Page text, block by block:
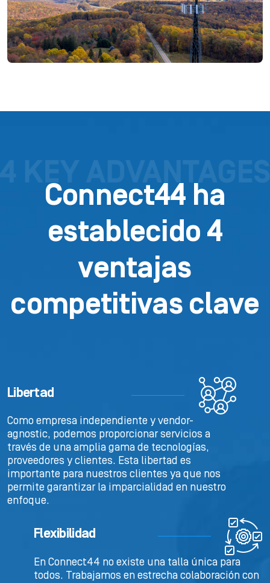
Connect44 ha
establecido 4
ventajas
competitivas clave
Libertad
Como empresa independiente y vendor-
agnostic, podemos proporcionar servicios a
través de una amplia gama de tecnologías,
proveedores y clientes. Esta libertad es
importante para nuestros clientes ya que nos
permite garantizar la imparcialidad en nuestro
enfoque.
Flexibilidad
En Connect44 no existe una talla única para
todos. Trabajamos en estrecha colaboración con